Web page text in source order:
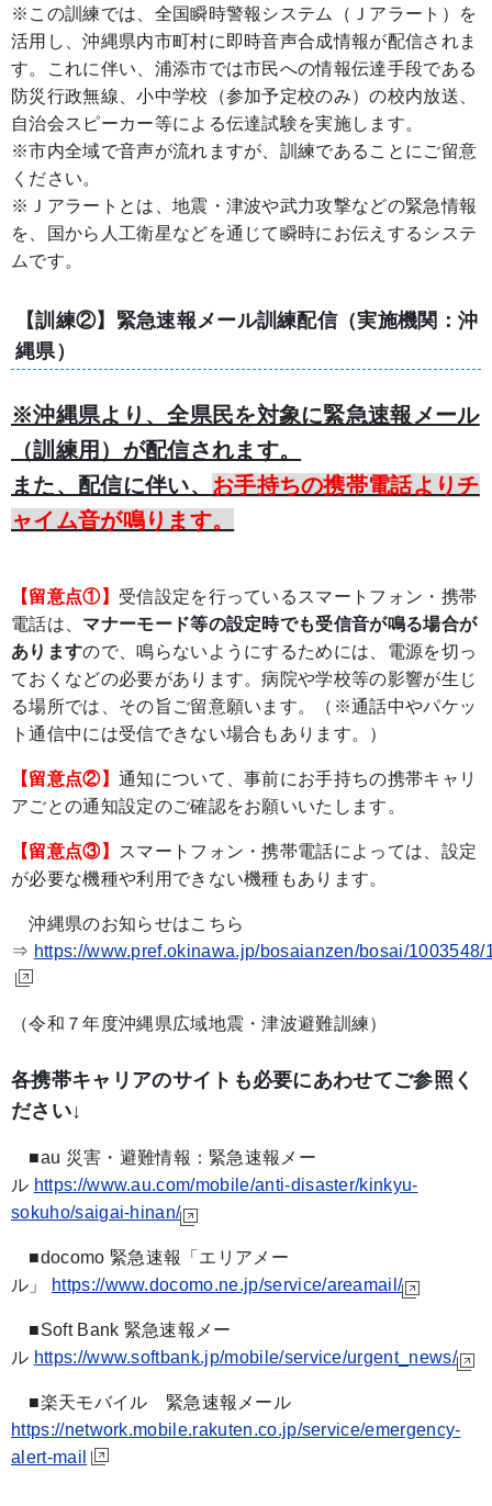
※この訓練では、全国瞬時警報システム（Ｊアラート）を
活用し、沖縄県内市町村に即時音声合成情報が配信されま
す。これに伴い、浦添市では市民への情報伝達手段である
防災行政無線、小中学校（参加予定校のみ）の校内放送、
自治会スピーカー等による伝達試験を実施します。
※市内全域で音声が流れますが、訓練であることにご留意
ください。
※Ｊアラートとは、地震・津波や武力攻撃などの緊急情報
を、国から人工衛星などを通じて瞬時にお伝えするシステ
ムです。
【訓練②】緊急速報メール訓練配信（実施機関：沖
縄県）
※沖縄県より、全県民を対象に緊急速報メール
（訓練用）が配信されます。
また、配信に伴い、 お手持ちの携帯電話よりチ
ャイム音が鳴ります。
【留意点①】 受信設定を行っているスマートフォン・携帯
電話は、 マナーモード等の設定時でも受信音が鳴る場合が
ありますので、鳴らないようにするためには、電源を切っ
ておくなどの必要があります。病院や学校等の影響が生じ
る場所では、その旨ご留意願います。（※通話中やパケッ
ト通信中には受信できない場合もあります。）
【留意点②】 通知について、事前にお手持ちの携帯キャリ
アごとの通知設定のご確認をお願いいたします。
【留意点③】
スマートフォン・携帯電話によっては、設定
が必要な機種や利用できない機種もあります。
沖縄県のお知らせはこちら
⇒ https://www.pref.okinawa.jp/bosaianzen/bosai/1003548/
（令和７年度沖縄県広域地震・津波避難訓練）
各携帯キャリアのサイトも必要にあわせてご参照く
ださい↓
■au 災害・避難情報：緊急速報メー
ル https://www.au.com/mobile/anti-disaster/kinkyu-
sokuho/saigai-hinan/
■docomo 緊急速報「エリアメー
ル」
https://www.docomo.ne.jp/service/areamail/
■Soft Bank 緊急速報メー
ル https://www.softbank.jp/mobile/service/urgent_news/
■楽天モバイル 緊急速報メール
https://network.mobile.rakuten.co.jp/service/emergency-
alert-mail